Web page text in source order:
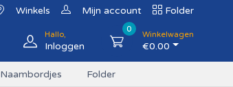
Winkels Mijn account Folder
Hallo,
Inloggen
0
Winkelwagen
€0.00
Naambordjes Folder